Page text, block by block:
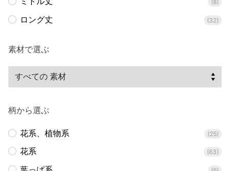
(8)
ロング丈 (32)
素材で選ぶ
柄から選ぶ
花系、植物系 (25)
花系 (63)